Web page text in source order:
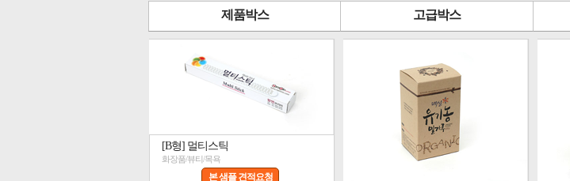
제품박스 고급박스
[B형] 멀티스틱
화장품/뷰티/목욕
본 샘플 견적요청